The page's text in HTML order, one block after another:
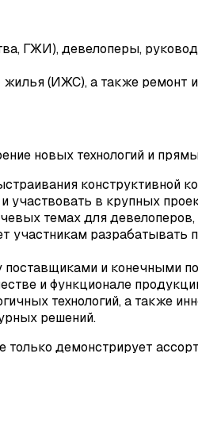
ГЖИ), девелоперы,
жилья (ИЖС), а также ремонт
новых технологий и
конструктивной
участвовать в крупных
темах для девелоперов,
участникам
и конечными
и функционале
технологий, а также
решений.
демонстрирует